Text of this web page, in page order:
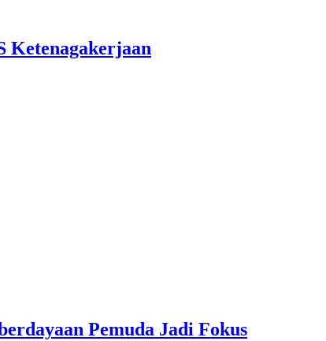
Ketenagakerjaan
Pemuda Jadi Fokus